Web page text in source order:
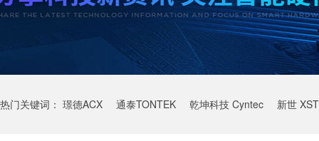
热门关键词： 璟德ACX 通泰TONTEK 乾坤科技 Cyntec 新世